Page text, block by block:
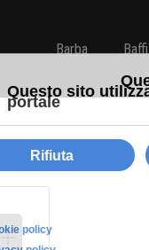
Barba Baffi